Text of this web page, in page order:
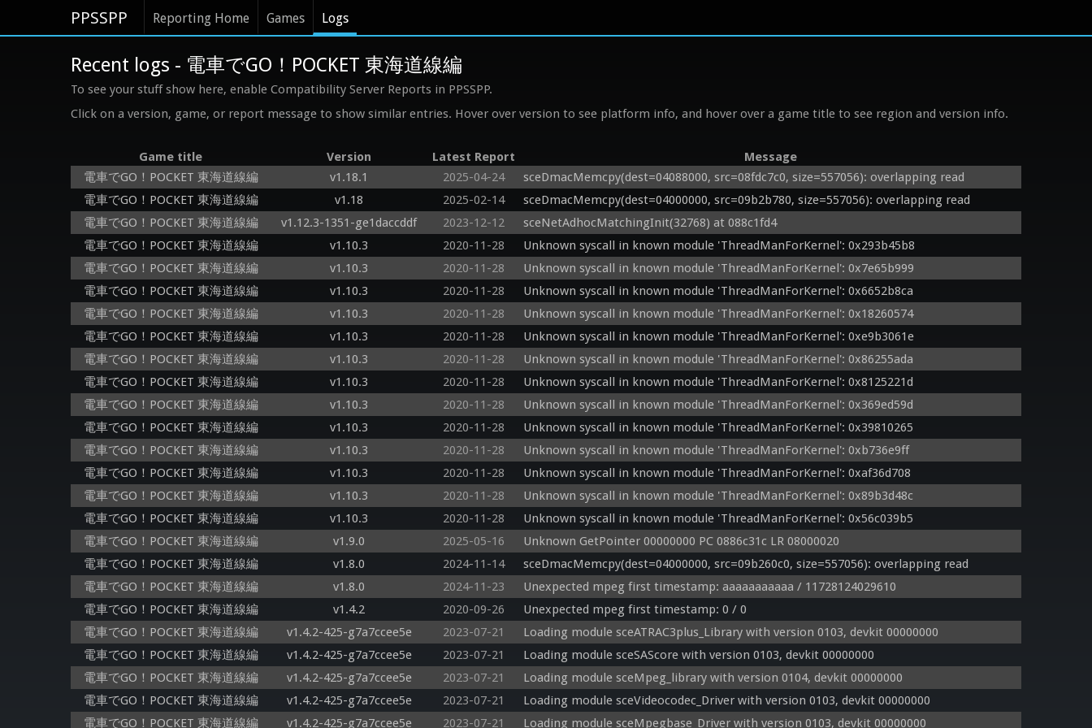
PPSSPP Reporting Home Games Logs
Recent logs - 電車でGO！POCKET 東海道線編
To see your stuff show here, enable Compatibility Server Reports in PPSSPP.
Click on a version, game, or report message to show similar entries. Hover over version to see platform info, and hover over a game title to see region and version info.
Game title Version Latest Report
Message
電車でGO！POCKET 東海道線編
v1.18.1 2025-04-24
sceDmacMemcpy(dest=04088000, src=08fdc7c0, size=557056): overlapping read
電車でGO！POCKET 東海道線編
v1.18 2025-02-14
sceDmacMemcpy(dest=04000000, src=09b2b780, size=557056): overlapping read
電車でGO！POCKET 東海道線編
v1.12.3-1351-ge1daccddf 2023-12-12
sceNetAdhocMatchingInit(32768) at 088c1fd4
電車でGO！POCKET 東海道線編
v1.10.3 2020-11-28
Unknown syscall in known module 'ThreadManForKernel': 0x293b45b8
電車でGO！POCKET 東海道線編
v1.10.3 2020-11-28
Unknown syscall in known module 'ThreadManForKernel': 0x7e65b999
電車でGO！POCKET 東海道線編
v1.10.3 2020-11-28
Unknown syscall in known module 'ThreadManForKernel': 0x6652b8ca
電車でGO！POCKET 東海道線編
v1.10.3 2020-11-28
Unknown syscall in known module 'ThreadManForKernel': 0x18260574
電車でGO！POCKET 東海道線編
v1.10.3 2020-11-28
Unknown syscall in known module 'ThreadManForKernel': 0xe9b3061e
電車でGO！POCKET 東海道線編
v1.10.3 2020-11-28
Unknown syscall in known module 'ThreadManForKernel': 0x86255ada
電車でGO！POCKET 東海道線編
v1.10.3 2020-11-28
Unknown syscall in known module 'ThreadManForKernel': 0x8125221d
電車でGO！POCKET 東海道線編
v1.10.3 2020-11-28
Unknown syscall in known module 'ThreadManForKernel': 0x369ed59d
電車でGO！POCKET 東海道線編
v1.10.3 2020-11-28
Unknown syscall in known module 'ThreadManForKernel': 0x39810265
電車でGO！POCKET 東海道線編
v1.10.3 2020-11-28
Unknown syscall in known module 'ThreadManForKernel': 0xb736e9ff
電車でGO！POCKET 東海道線編
v1.10.3 2020-11-28
Unknown syscall in known module 'ThreadManForKernel': 0xaf36d708
電車でGO！POCKET 東海道線編
v1.10.3 2020-11-28
Unknown syscall in known module 'ThreadManForKernel': 0x89b3d48c
電車でGO！POCKET 東海道線編
v1.10.3 2020-11-28
Unknown syscall in known module 'ThreadManForKernel': 0x56c039b5
電車でGO！POCKET 東海道線編
v1.9.0 2025-05-16
Unknown GetPointer 00000000 PC 0886c31c LR 08000020
電車でGO！POCKET 東海道線編
v1.8.0 2024-11-14
sceDmacMemcpy(dest=04000000, src=09b260c0, size=557056): overlapping read
電車でGO！POCKET 東海道線編
v1.8.0 2024-11-23
Unexpected mpeg first timestamp: aaaaaaaaaaa / 11728124029610
電車でGO！POCKET 東海道線編
v1.4.2 2020-09-26
Unexpected mpeg first timestamp: 0 / 0
電車でGO！POCKET 東海道線編
v1.4.2-425-g7a7ccee5e 2023-07-21
Loading module sceATRAC3plus_Library with version 0103, devkit 00000000
電車でGO！POCKET 東海道線編
v1.4.2-425-g7a7ccee5e 2023-07-21
Loading module sceSAScore with version 0103, devkit 00000000
電車でGO！POCKET 東海道線編
v1.4.2-425-g7a7ccee5e 2023-07-21
Loading module sceMpeg_library with version 0104, devkit 00000000
電車でGO！POCKET 東海道線編
v1.4.2-425-g7a7ccee5e 2023-07-21
Loading module sceVideocodec_Driver with version 0103, devkit 00000000
電車でGO！POCKET 東海道線編
v1.4.2-425-g7a7ccee5e 2023-07-21 Loading module sceMpegbase_Driver with version 0103, devkit 00000000